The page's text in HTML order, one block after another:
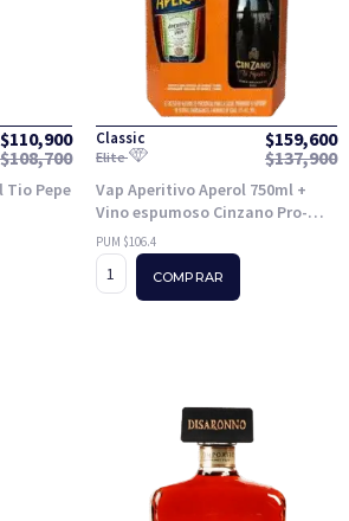
$110,900
$108,700
Tio Pepe
Classic $159,600
Elite $137,900
Vap Aperitivo Aperol 750ml +
Vino espumoso Cinzano Pro-
Spritz 750ml
PUM $106.4
COMPRAR